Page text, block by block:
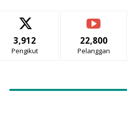
3,912
Pengikut
22,800
Pelanggan